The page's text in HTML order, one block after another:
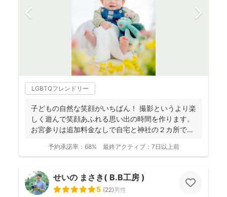
LGBTQフレンドリー
子どもの自然な笑顔がいちばん！ 撮影というより楽
しく遊んで笑顔あふれる思い出の時間を作ります。
お宮参りは追加料金なしで自宅と神社の２カ所で撮
予約承諾率： 68% 最終アクティブ： 7日以上前
せいの まさき( B.B工房 )
5 (22)男性